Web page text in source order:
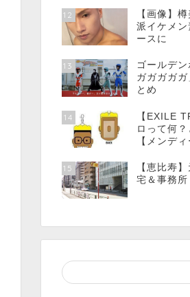
12
【画像】
派イケメン
ースに
13
ゴールデ
ガガガガガ
とめ
14
【EXILE
ロって何
【メンディ
15
【恵比寿
宅＆事務所